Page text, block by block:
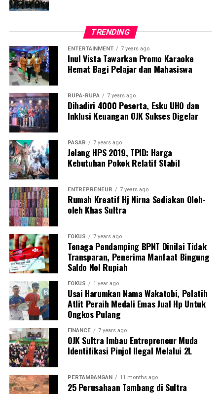
5,048
TRENDING
ENTERTAINMENT 7 years ago
Inul Vista Tawarkan Promo Karaoke
Hemat Bagi Pelajar dan Mahasiswa
RUPA-RUPA 7 years ago
Dihadiri 4000 Peserta, Esku UHO dan
Inklusi Keuangan OJK Sukses Digelar
PASAR 7 years ago
Jelang HPS 2019, TPID: Harga
Kebutuhan Pokok Relatif Stabil
ENTREPRENEUR 7 years ago
Rumah Kreatif Hj Nirna Sediakan Oleh-
oleh Khas Sultra
FOKUS 7 years ago
Tenaga Pendamping BPNT Dinilai Tidak
Transparan, Penerima Manfaat Bingung
Saldo Nol Rupiah
FOKUS 1 year ago
Usai Harumkan Nama Wakatobi, Pelatih
Atlit Peraih Medali Emas Jual Hp Untuk
Ongkos Pulang
FINANCE 7 years ago
OJK Sultra Imbau Entrepreneur Muda
Identifikasi Pinjol Ilegal Melalui 2L
PERTAMBANGAN 11 months ago
25 Perusahaan Tambang di Sultra